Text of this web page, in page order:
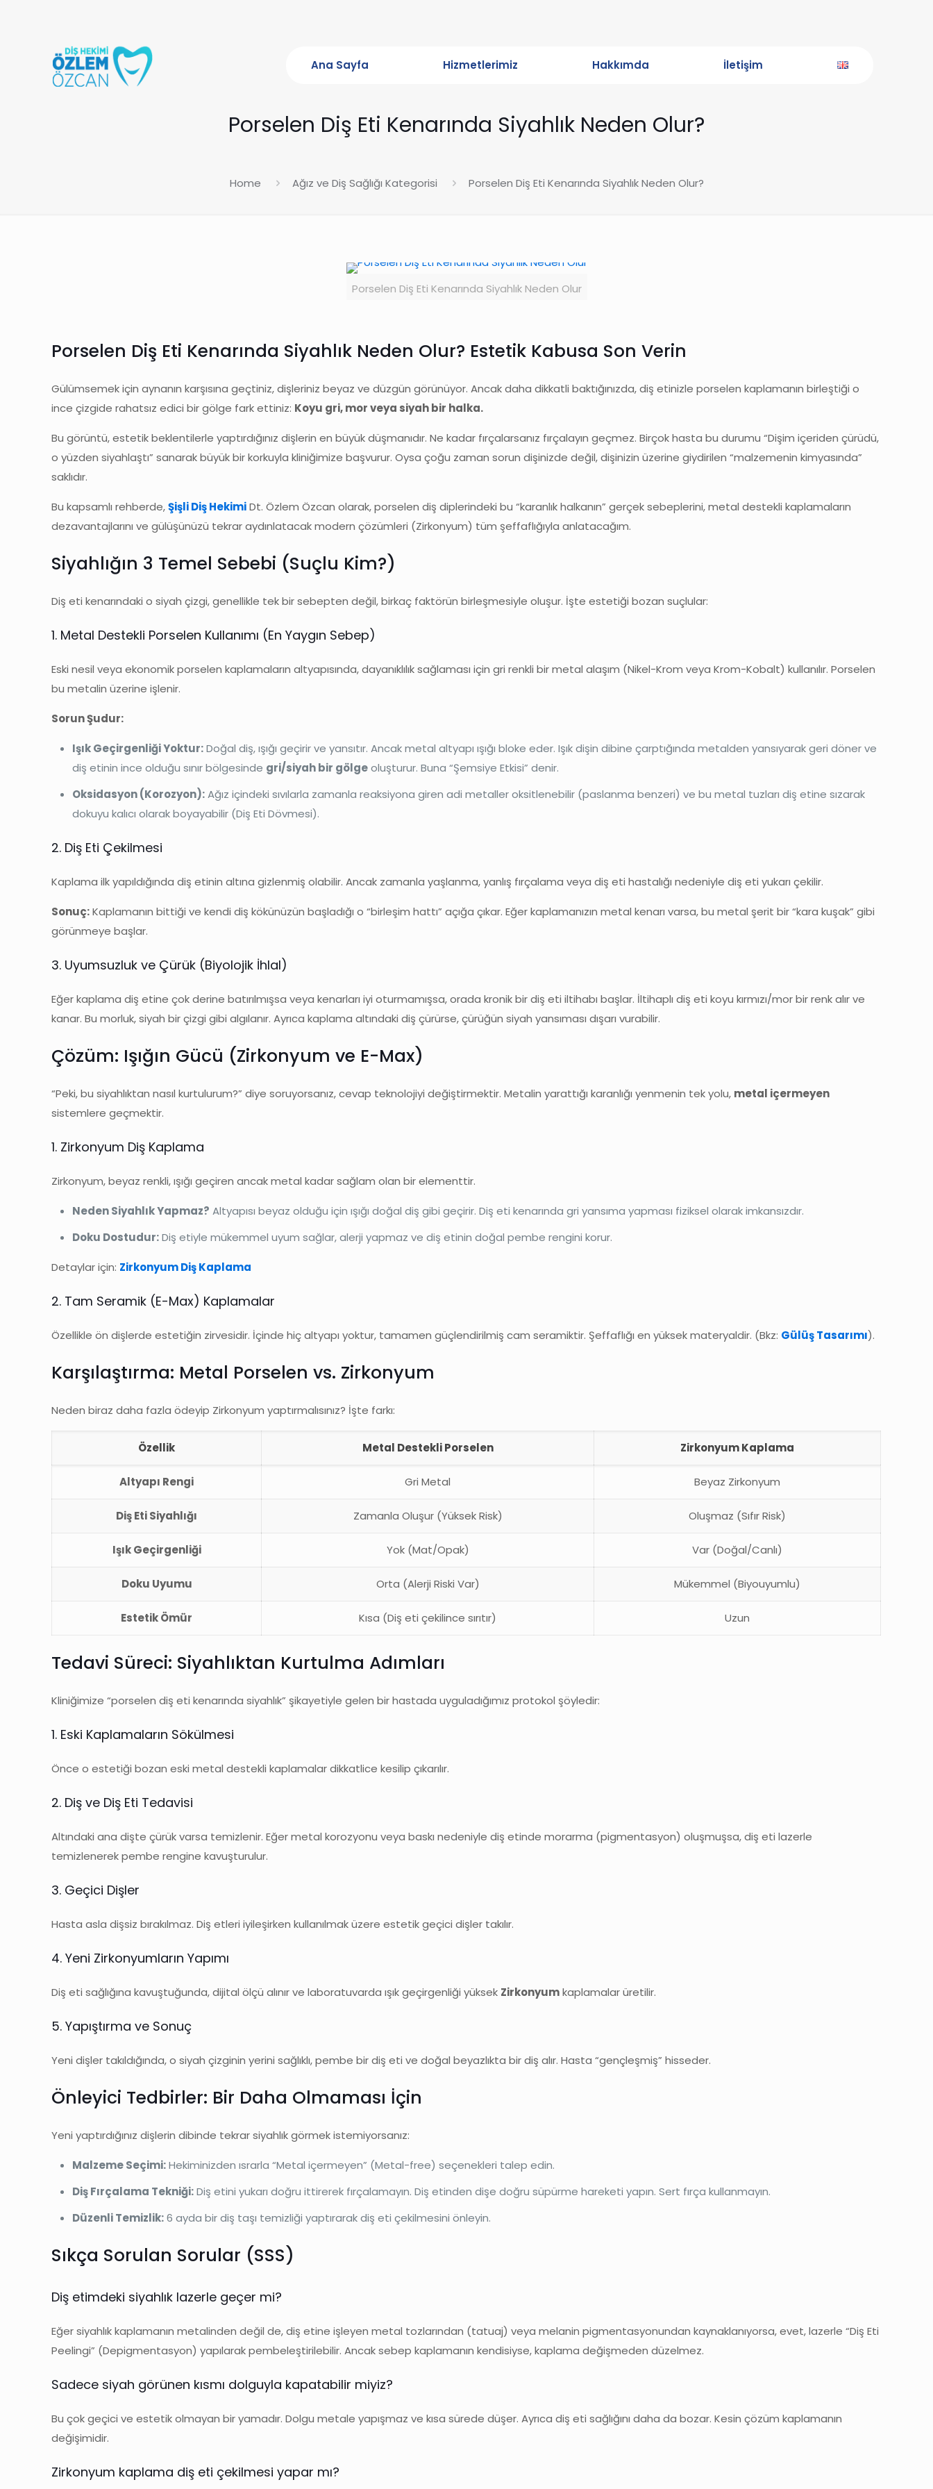
Ana Sayfa Hizmetlerimiz Hakkımda İletişim
Porselen Diş Eti Kenarında Siyahlık Neden Olur?
Home Ağız ve Diş Sağlığı Kategorisi Porselen Diş Eti Kenarında Siyahlık Neden Olur?
Porselen Diş Eti Kenarında Siyahlık Neden Olur
Porselen Diş Eti Kenarında Siyahlık Neden Olur? Estetik Kabusa Son Verin
Gülümsemek için aynanın karşısına geçtiniz, dişleriniz beyaz ve düzgün görünüyor. Ancak daha dikkatli baktığınızda, diş etinizle porselen kaplamanın birleştiği o
ince çizgide rahatsız edici bir gölge fark ettiniz: Koyu gri, mor veya siyah bir halka.
Bu görüntü, estetik beklentilerle yaptırdığınız dişlerin en büyük düşmanıdır. Ne kadar fırçalarsanız fırçalayın geçmez. Birçok hasta bu durumu “Dişim içeriden çürüdü,
o yüzden siyahlaştı” sanarak büyük bir korkuyla kliniğimize başvurur. Oysa çoğu zaman sorun dişinizde değil, dişinizin üzerine giydirilen “malzemenin kimyasında”
saklıdır.
Bu kapsamlı rehberde,Şişli Diş HekimiDt. Özlem Özcan olarak, porselen diş diplerindeki bu “karanlık halkanın” gerçek sebeplerini, metal destekli kaplamaların
dezavantajlarını ve gülüşünüzü tekrar aydınlatacak modern çözümleri (Zirkonyum) tüm şeffaflığıyla anlatacağım.
Siyahlığın 3 Temel Sebebi (Suçlu Kim?)
Diş eti kenarındaki o siyah çizgi, genellikle tek bir sebepten değil, birkaç faktörün birleşmesiyle oluşur. İşte estetiği bozan suçlular:
1. Metal Destekli Porselen Kullanımı (En Yaygın Sebep)
Eski nesil veya ekonomik porselen kaplamaların altyapısında, dayanıklılık sağlaması için gri renkli bir metal alaşım (Nikel-Krom veya Krom-Kobalt) kullanılır. Porselen
bu metalin üzerine işlenir.
Sorun Şudur:
Işık Geçirgenliği Yoktur:Doğal diş, ışığı geçirir ve yansıtır. Ancak metal altyapı ışığı bloke eder. Işık dişin dibine çarptığında metalden yansıyarak geri döner ve
diş etinin ince olduğu sınır bölgesinde gri/siyah bir gölgeoluşturur. Buna “Şemsiye Etkisi” denir.
Oksidasyon (Korozyon):Ağız içindeki sıvılarla zamanla reaksiyona giren adi metaller oksitlenebilir (paslanma benzeri) ve bu metal tuzları diş etine sızarak
dokuyu kalıcı olarak boyayabilir (Diş Eti Dövmesi).
2. Diş Eti Çekilmesi
Kaplama ilk yapıldığında diş etinin altına gizlenmiş olabilir. Ancak zamanla yaşlanma, yanlış fırçalama veya diş eti hastalığı nedeniyle diş eti yukarı çekilir.
Sonuç:Kaplamanın bittiği ve kendi diş kökünüzün başladığı o “birleşim hattı” açığa çıkar. Eğer kaplamanızın metal kenarı varsa, bu metal şerit bir “kara kuşak” gibi
görünmeye başlar.
3. Uyumsuzluk ve Çürük (Biyolojik İhlal)
Eğer kaplama diş etine çok derine batırılmışsa veya kenarları iyi oturmamışsa, orada kronik bir diş eti iltihabı başlar. İltihaplı diş eti koyu kırmızı/mor bir renk alır ve
kanar. Bu morluk, siyah bir çizgi gibi algılanır. Ayrıca kaplama altındaki diş çürürse, çürüğün siyah yansıması dışarı vurabilir.
Çözüm: Işığın Gücü (Zirkonyum ve E-Max)
“Peki, bu siyahlıktan nasıl kurtulurum?” diye soruyorsanız, cevap teknolojiyi değiştirmektir. Metalin yarattığı karanlığı yenmenin tek yolu, metal içermeyen
sistemlere geçmektir.
1. Zirkonyum Diş Kaplama
Zirkonyum, beyaz renkli, ışığı geçiren ancak metal kadar sağlam olan bir elementtir.
Neden Siyahlık Yapmaz? Altyapısı beyaz olduğu için ışığı doğal diş gibi geçirir. Diş eti kenarında gri yansıma yapması fiziksel olarak imkansızdır.
Doku Dostudur:Diş etiyle mükemmel uyum sağlar, alerji yapmaz ve diş etinin doğal pembe rengini korur.
Detaylar için: Zirkonyum Diş Kaplama
2. Tam Seramik (E-Max) Kaplamalar
Özellikle ön dişlerde estetiğin zirvesidir. İçinde hiç altyapı yoktur, tamamen güçlendirilmiş cam seramiktir. Şeffaflığı en yüksek materyaldir. (Bkz: Gülüş Tasarımı).
Karşılaştırma: Metal Porselen vs. Zirkonyum
Neden biraz daha fazla ödeyip Zirkonyum yaptırmalısınız? İşte farkı:
Özellik Metal Destekli Porselen Zirkonyum Kaplama
Altyapı Rengi Gri Metal Beyaz Zirkonyum
Diş Eti Siyahlığı Zamanla Oluşur (Yüksek Risk) Oluşmaz (Sıfır Risk)
Işık Geçirgenliği Yok (Mat/Opak) Var (Doğal/Canlı)
Doku Uyumu Orta (Alerji Riski Var) Mükemmel (Biyouyumlu)
Estetik Ömür Kısa (Diş eti çekilince sırıtır) Uzun
Tedavi Süreci: Siyahlıktan Kurtulma Adımları
Kliniğimize “porselen diş eti kenarında siyahlık” şikayetiyle gelen bir hastada uyguladığımız protokol şöyledir:
1. Eski Kaplamaların Sökülmesi
Önce o estetiği bozan eski metal destekli kaplamalar dikkatlice kesilip çıkarılır.
2. Diş ve Diş Eti Tedavisi
Altındaki ana dişte çürük varsa temizlenir. Eğer metal korozyonu veya baskı nedeniyle diş etinde morarma (pigmentasyon) oluşmuşsa, diş eti lazerle
temizlenerek pembe rengine kavuşturulur.
3. Geçici Dişler
Hasta asla dişsiz bırakılmaz. Diş etleri iyileşirken kullanılmak üzere estetik geçici dişler takılır.
4. Yeni Zirkonyumların Yapımı
Diş eti sağlığına kavuştuğunda, dijital ölçü alınır ve laboratuvarda ışık geçirgenliği yüksek Zirkonyumkaplamalar üretilir.
5. Yapıştırma ve Sonuç
Yeni dişler takıldığında, o siyah çizginin yerini sağlıklı, pembe bir diş eti ve doğal beyazlıkta bir diş alır. Hasta “gençleşmiş” hisseder.
Önleyici Tedbirler: Bir Daha Olmaması İçin
Yeni yaptırdığınız dişlerin dibinde tekrar siyahlık görmek istemiyorsanız:
Malzeme Seçimi:Hekiminizden ısrarla “Metal içermeyen” (Metal-free) seçenekleri talep edin.
Diş Fırçalama Tekniği:Diş etini yukarı doğru ittirerek fırçalamayın. Diş etinden dişe doğru süpürme hareketi yapın. Sert fırça kullanmayın.
Düzenli Temizlik:6 ayda bir diş taşı temizliği yaptırarak diş eti çekilmesini önleyin.
Sıkça Sorulan Sorular (SSS)
Diş etimdeki siyahlık lazerle geçer mi?
Eğer siyahlık kaplamanın metalinden değil de, diş etine işleyen metal tozlarından (tatuaj) veya melanin pigmentasyonundan kaynaklanıyorsa, evet, lazerle “Diş Eti
Peelingi” (Depigmentasyon) yapılarak pembeleştirilebilir. Ancak sebep kaplamanın kendisiyse, kaplama değişmeden düzelmez.
Sadece siyah görünen kısmı dolguyla kapatabilir miyiz?
Bu çok geçici ve estetik olmayan bir yamadır. Dolgu metale yapışmaz ve kısa sürede düşer. Ayrıca diş eti sağlığını daha da bozar. Kesin çözüm kaplamanın
değişimidir.
Zirkonyum kaplama diş eti çekilmesi yapar mı?